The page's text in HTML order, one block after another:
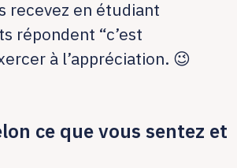
recevez en étudiant
répondent “c’est
à l’appréciation. 😉
ce que vous sentez et